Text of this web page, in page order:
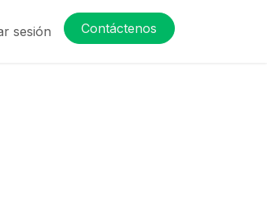
sesión Contáctenos